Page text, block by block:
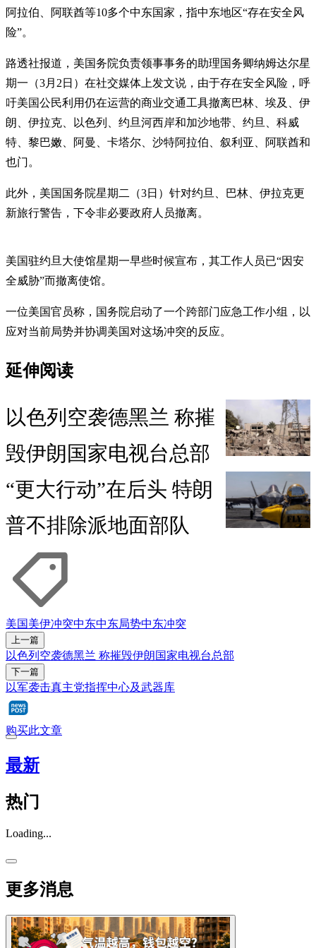
阿拉伯、阿联酋等10多个中东国家，指中东地区“存在安全风
险”。
路透社报道，美国务院负责领事事务的助理国务卿纳姆达尔星
期一（3月2日）在社交媒体上发文说，由于存在安全风险，呼
吁美国公民利用仍在运营的商业交通工具撤离巴林、埃及、伊
朗、伊拉克、以色列、约旦河西岸和加沙地带、约旦、科威
特、黎巴嫩、阿曼、卡塔尔、沙特阿拉伯、叙利亚、阿联酋和
也门。
此外，美国国务院星期二（3日）针对约旦、巴林、伊拉克更
新旅行警告，下令非必要政府人员撤离。
美国驻约旦大使馆星期一早些时候宣布，其工作人员已“因安
全威胁”而撤离使馆。
一位美国官员称，国务院启动了一个跨部门应急工作小组，以
应对当前局势并协调美国对这场冲突的反应。
延伸阅读
以色列空袭德黑兰 称摧
毁伊朗国家电视台总部
“更大行动”在后头 特朗
普不排除派地面部队
美国美伊冲突中东中东局势中东冲突
上一篇
以色列空袭德黑兰 称摧毁伊朗国家电视台总部
下一篇
以军袭击真主党指挥中心及武器库
购买此文章
最新
热门
Loading...
更多消息